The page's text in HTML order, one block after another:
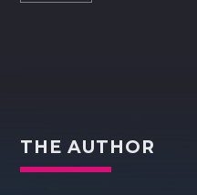
THE AUTHOR